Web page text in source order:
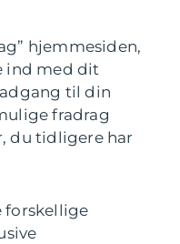
hjemmesiden,
ind med dit
til din
fradrag
du tidligere har
forskellige